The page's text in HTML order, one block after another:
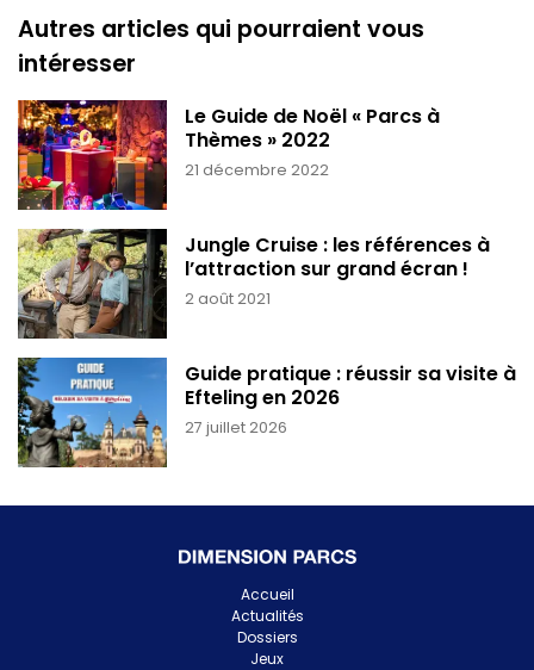
Autres articles qui pourraient vous
intéresser
21 décembre 2022
Le Guide de Noël « Parcs à
Thèmes » 2022
2 août 2021
Jungle Cruise : les références à
l’attraction sur grand écran !
27 juillet 2026
Guide pratique : réussir sa visite à
Efteling en 2026
Accueil
Actualités
Dossiers
Jeux